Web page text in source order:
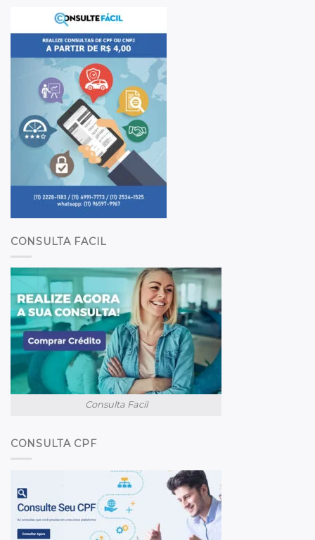
CONSULTA FACIL
Consulta Facil
CONSULTA CPF